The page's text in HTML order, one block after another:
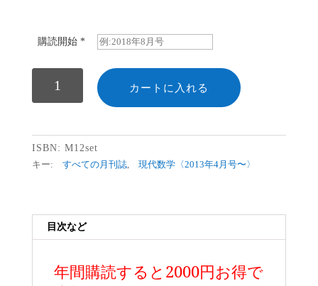
購読開始 *
カートに入れる
ISBN: M12set
キー: すべての月刊誌, 現代数学〈2013年4月号〜〉
目次など
年間購読すると2000円お得で